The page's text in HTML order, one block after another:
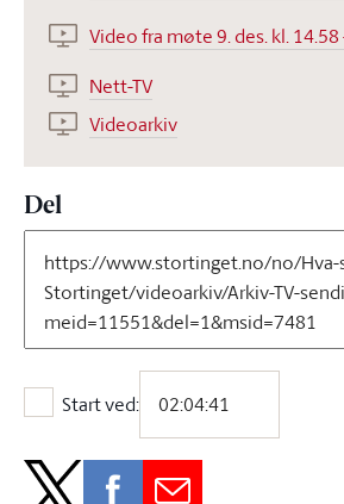
Video fra møte 9. des. kl. 14.58
Nett-TV
Videoarkiv
Del
Start ved:
Start ved: